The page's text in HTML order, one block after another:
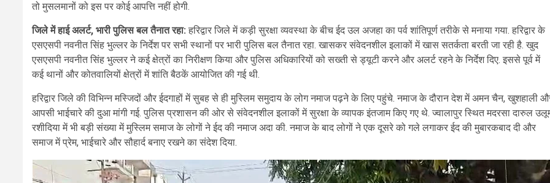
तो मुसलमानों को इस पर कोई आपत्ति नहीं होगी.
जिले में हाई अलर्ट, भारी पुलिस बल तैनात रहा: हरिद्वार जिले में कड़ी सुरक्षा व्यवस्था के बीच ईद उल अजहा का पर्व शांतिपूर्ण तरीके से मनाया गया. हरिद्वार के
एसएसपी नवनीत सिंह भुल्लर के निर्देश पर सभी स्थानों पर भारी पुलिस बल तैनात रहा. खासकर संवेदनशील इलाकों में खास सतर्कता बरती जा रही है. खुद
एसएसपी नवनीत सिंह भुल्लर ने कई क्षेत्रों का निरीक्षण किया और पुलिस अधिकारियों को सख्ती से ड्यूटी करने और अलर्ट रहने के निर्देश दिए. इससे पूर्व में
कई थानों और कोतवालियों क्षेत्रों में शांति बैठकें आयोजित की गई थी.
हरिद्वार जिले की विभिन्न मस्जिदों और ईदगाहों में सुबह से ही मुस्लिम समुदाय के लोग नमाज पढ़ने के लिए पहुंचे. नमाज के दौरान देश में अमन चैन, खुशहाली
आपसी भाईचारे की दुआ मांगी गई. पुलिस प्रशासन की ओर से संवेदनशील इलाकों में सुरक्षा के व्यापक इंतजाम किए गए थे. ज्वालापुर स्थित मदरसा दारुल
रशीदिया में भी बड़ी संख्या में मुस्लिम समाज के लोगों ने ईद की नमाज अदा की. नमाज के बाद लोगों ने एक दूसरे को गले लगाकर ईद की मुबारकबाद दी और
समाज में प्रेम, भाईचारे और सौहार्द बनाए रखने का संदेश दिया.